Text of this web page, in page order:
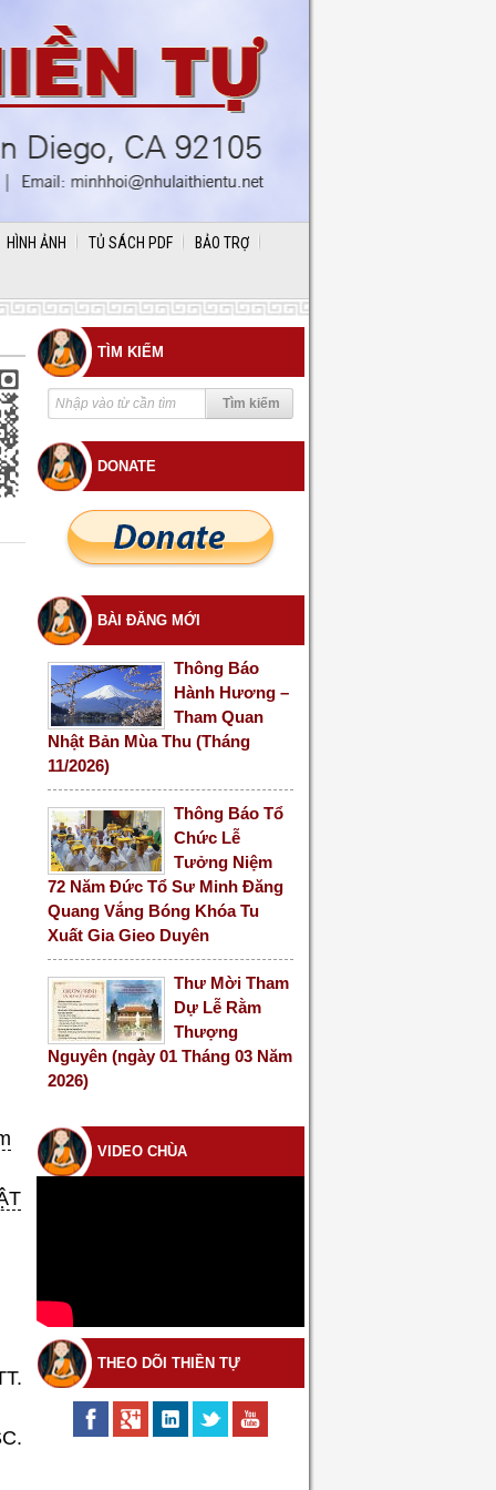
HÌNH ẢNH TỦ SÁCH PDF BẢO TRỢ
TÌM KIẾM
DONATE
BÀI ĐĂNG MỚI
Thông Báo
Hành Hương –
Tham Quan
Nhật Bản Mùa Thu (Tháng
11/2026)
Thông Báo Tổ
Chức Lễ
Tưởng Niệm
72 Năm Đức Tổ Sư Minh Đăng
Quang Vắng Bóng Khóa Tu
Xuất Gia Gieo Duyên
Thư Mời Tham
Dự Lễ Rằm
Thượng
Nguyên (ngày 01 Tháng 03 Năm
2026)
VIDEO CHÙA
THEO DÕI THIỀN TỰ